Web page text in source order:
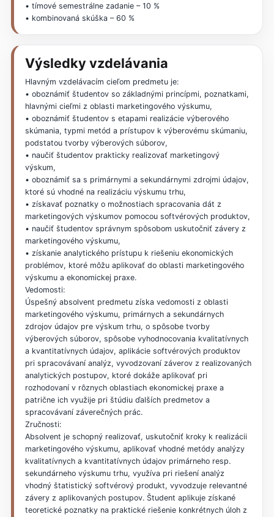
• tímové semestrálne zadanie – 10 %
• kombinovaná skúška – 60 %
Výsledky vzdelávania
Hlavným vzdelávacím cieľom predmetu je:
• oboznámiť študentov so základnými princípmi, poznatkami,
hlavnými cieľmi z oblasti marketingového výskumu,
• oboznámiť študentov s etapami realizácie výberového
skúmania, typmi metód a prístupov k výberovému skúmaniu,
podstatou tvorby výberových súborov,
• naučiť študentov prakticky realizovať marketingový
výskum,
• oboznámiť sa s primárnymi a sekundárnymi zdrojmi údajov,
ktoré sú vhodné na realizáciu výskumu trhu,
• získavať poznatky o možnostiach spracovania dát z
marketingových výskumov pomocou softvérových produktov,
• naučiť študentov správnym spôsobom uskutočniť závery z
marketingového výskumu,
• získanie analytického prístupu k riešeniu ekonomických
problémov, ktoré môžu aplikovať do oblasti marketingového
výskumu a ekonomickej praxe.
Vedomosti:
Úspešný absolvent predmetu získa vedomosti z oblasti
marketingového výskumu, primárnych a sekundárnych
zdrojov údajov pre výskum trhu, o spôsobe tvorby
výberových súborov, spôsobe vyhodnocovania kvalitatívnych
a kvantitatívnych údajov, aplikácie softvérových produktov
pri spracovávaní analýz, vyvodzovaní záverov z realizovaných
analytických postupov, ktoré dokáže aplikovať pri
rozhodovaní v rôznych oblastiach ekonomickej praxe a
patrične ich využije pri štúdiu ďalších predmetov a
spracovávaní záverečných prác.
Zručnosti:
Absolvent je schopný realizovať, uskutočniť kroky k realizácii
marketingového výskumu, aplikovať vhodné metódy analýzy
kvalitatívnych a kvantitatívnych údajov primárneho resp.
sekundárneho výskumu trhu, využíva pri riešení analýz
vhodný štatistický softvérový produkt, vyvodzuje relevantné
závery z aplikovaných postupov. Študent aplikuje získané
teoretické poznatky na praktické riešenie konkrétnych úloh z